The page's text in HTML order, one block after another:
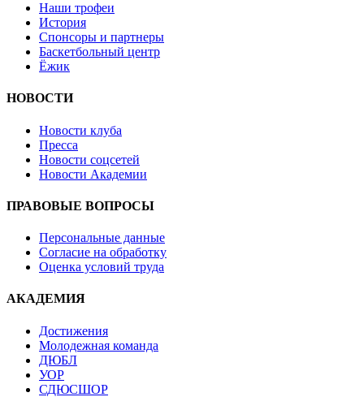
Наши трофеи
История
Спонсоры и партнеры
Баскетбольный центр
Ёжик
НОВОСТИ
Новости клуба
Пресса
Новости соцсетей
Новости Академии
ПРАВОВЫЕ ВОПРОСЫ
Персональные данные
Согласие на обработку
Оценка условий труда
АКАДЕМИЯ
Достижения
Молодежная команда
ДЮБЛ
УОР
СДЮСШОР